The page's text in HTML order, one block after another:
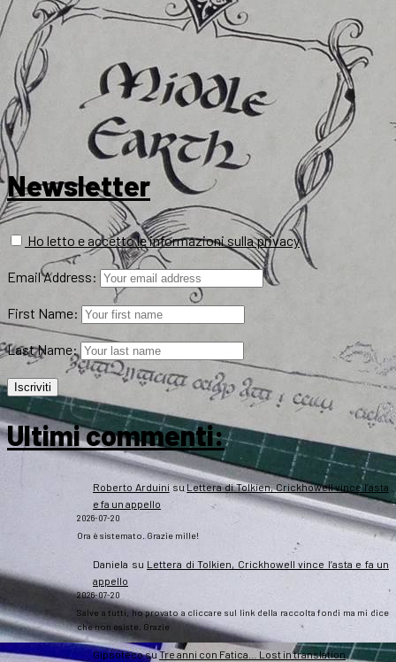
Newsletter
Ho letto e accetto le informazioni sulla privacy
Email Address:
First Name:
Last Name:
Ultimi commenti:
Roberto ArduinisuLettera di Tolkien, Crickhowell vince l’asta
e fa un appello
2026-07-20
Ora è sistemato. Grazie mille!
Daniela su Lettera di Tolkien, Crickhowell vince l’asta e fa un
appello
2026-07-20
Salve a tutti, ho provato a cliccare sul link della raccolta fondi ma mi dice
che non esiste. Grazie
GipsotecosuTre anni con Fatica… Lost in translation